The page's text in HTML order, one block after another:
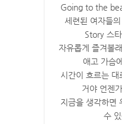
Going to the
세련된 여자들
Story 스
자유롭게 즐겨볼
애고 가슴
시간이 흐르는
거야 언젠
지금을 생각하면
수